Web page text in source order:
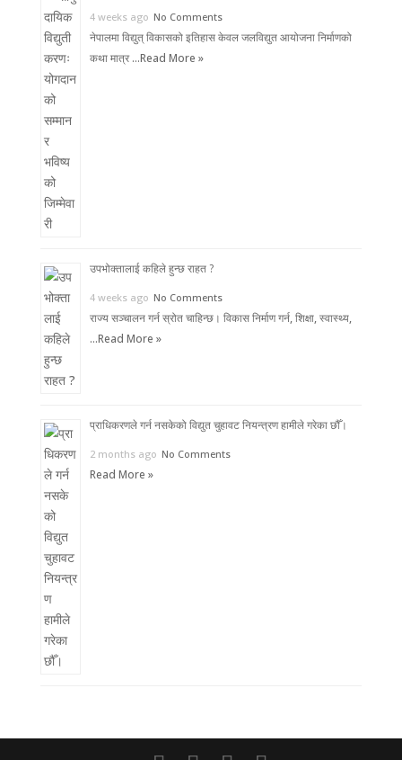
4 weeks ago No Comments
नेपालमा विद्युत् विकासको इतिहास केवल जलविद्युत आयोजना निर्माणको
कथा मात्र …Read More »
उपभोक्तालाई कहिले हुन्छ राहत ?
4 weeks ago No Comments
राज्य सञ्चालन गर्न स्रोत चाहिन्छ। विकास निर्माण गर्न, शिक्षा, स्वास्थ्य,
…Read More »
प्राधिकरणले गर्न नसकेको विद्युत चुहावट नियन्त्रण हामीले गरेका छौँ।
2 months ago No Comments
Read More »